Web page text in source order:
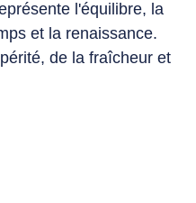
l'équilibre, la
et la renaissance.
de la fraîcheur et